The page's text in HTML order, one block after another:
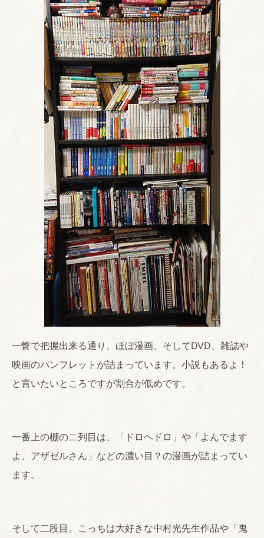
一瞥で把握出来る通り、ほぼ漫画、そしてDVD、雑誌や
映画のパンフレットが詰まっています。小説もあるよ！
と言いたいところですが割合が低めです。
一番上の棚の二列目は、「ドロヘドロ」や「よんでます
よ、アザゼルさん」などの濃い目？の漫画が詰まってい
ます。
そして二段目。こっちは大好きな中村光先生作品や「鬼